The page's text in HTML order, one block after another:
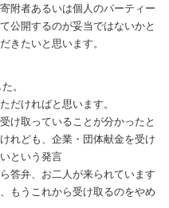
附者あるいは個人のパーティー
公開するのが妥当ではないかと
きたいと思います。
。
だければと思います。
け取っていることが分かったと
れども、企業・団体献金を受け
という発言
答弁、お二人が来られています
もうこれから受け取るのをやめ